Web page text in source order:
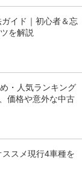
イド｜初心者＆忘
を解説
・人気ランキング
価格や意外な中古
ススメ現行4車種を